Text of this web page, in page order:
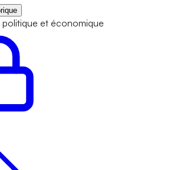
politique et économique